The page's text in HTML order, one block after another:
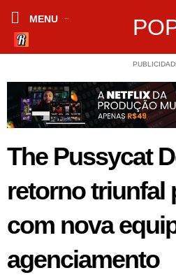
MENU
The Pussycat
retorno triunfal
com nova
agenciamento